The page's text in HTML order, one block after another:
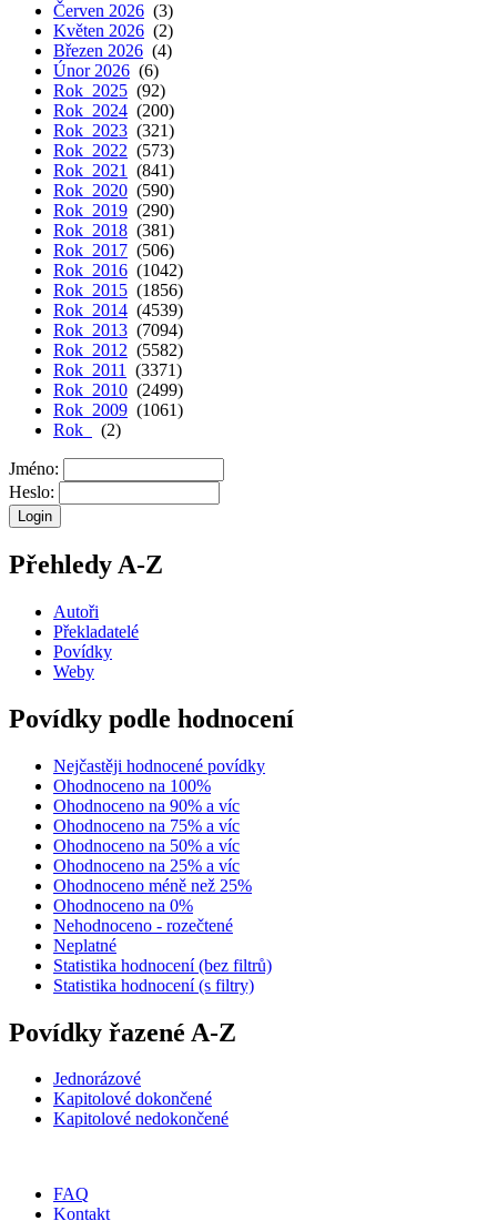
Červen 2026 (3)
Květen 2026 (2)
Březen 2026 (4)
Únor 2026 (6)
Rok 2025 (92)
Rok 2024 (200)
Rok 2023 (321)
Rok 2022 (573)
Rok 2021
(841)
Rok 2020 (590)
Rok 2019 (290)
Rok 2018 (381)
Rok 2017 (506)
Rok 2016 (1042)
Rok 2015 (1856)
Rok 2014 (4539)
Rok 2013 (7094)
Rok 2012 (5582)
Rok 2011
(3371)
Rok 2010 (2499)
Rok 2009 (1061)
Rok
(2)
Jméno:
Heslo:
Přehledy A-Z
Autoři
Překladatelé
Povídky
Weby
Povídky podle hodnocení
Nejčastěji hodnocené povídky
Ohodnoceno na 100%
Ohodnoceno na 90% a víc
Ohodnoceno na 75% a víc
Ohodnoceno na 50% a víc
Ohodnoceno na 25% a víc
Ohodnoceno méně než 25%
Ohodnoceno na 0%
Nehodnoceno - rozečtené
Neplatné
Statistika hodnocení (bez filtrů)
Statistika hodnocení (s filtry)
Povídky řazené A-Z
Jednorázové
Kapitolové dokončené
Kapitolové nedokončené
FAQ
Kontakt